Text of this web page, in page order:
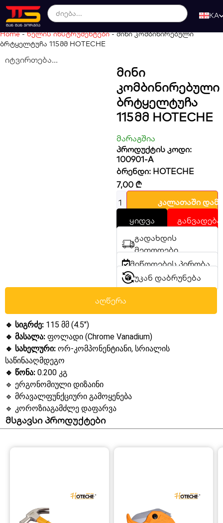
KA
Home-ხელის ინსტრუმენტები-მინი კომბინირებული
ბრტყელტუჩა 115 მმ HOTECHE
იტვირთება...
Მინი
Კომბინირებული
Ბრტყელტუჩა
115 Მმ HOTECHE
მარაგშია
პროდუქტის კოდი:
100901-A
ბრენდი: HOTECHE
7,00 ₾
კალათაში
ყიდვა
განვადება
გადახდის
მეთოდები
მიწოდების პირობა
უკან დაბრუნება
აღწერა
🔹 სიგრძე: 115 მმ (4.5″)
🔹 მასალა: ფოლადი (Chrome Vanadium)
🔹 სახელური: ორ-კომპონენტიანი, სრიალის
საწინააღმდეგო
🔹 წონა: 0.200 კგ
🔹 ერგონომიული დიზაინი
🔹 მრავალფუნქციური გამოყენება
🔹 კოროზიაგამძლე დაფარვა
მსგავსი პროდუქტები